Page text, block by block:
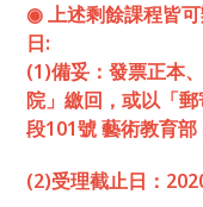
◉ 上述剩餘課程皆
日:
(1)備妥：發票正本
院」繳回，或以「
段101號 藝術教育部
(2)受理截止日：